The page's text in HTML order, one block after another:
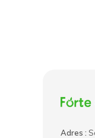
Adres :